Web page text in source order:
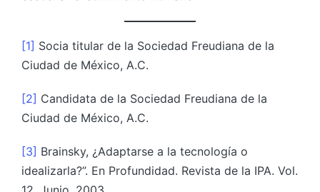
[1] Socia titular de la Sociedad Freudiana de la
Ciudad de México, A.C.
[2] Candidata de la Sociedad Freudiana de la
Ciudad de México, A.C.
[3] Brainsky, ¿Adaptarse a la tecnología o
idealizarla?”. En Profundidad. Revista de la IPA. Vol.